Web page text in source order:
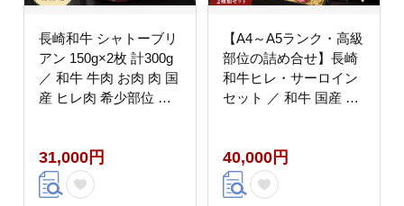
長崎和牛 シャトーブリ
アン 150g×2枚 計300g
／ 和牛 牛肉 お肉 肉 国
産 ヒレ肉 希少部位 肉
31,000円
【A4～A5ランク・高級
部位の詰め合せ】長崎
和牛ヒレ・サーロイン
セット ／ 和牛 国産 お
40,000円